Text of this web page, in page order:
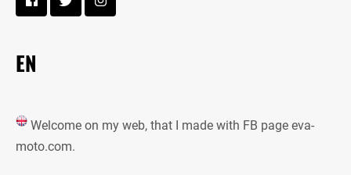
EN
Welcome on my web, that I made with FB page eva-
moto.com.